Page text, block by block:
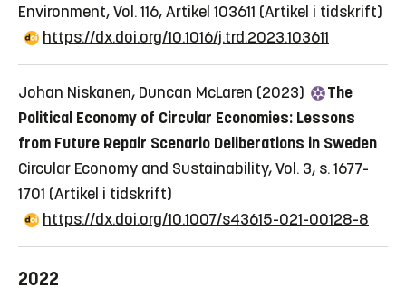
Environment, Vol. 116, Artikel 103611 (Artikel i tidskrift)
https://dx.doi.org/10.1016/j.trd.2023.103611
Johan Niskanen, Duncan McLaren (2023)
The
Political Economy of Circular Economies: Lessons
from Future Repair Scenario Deliberations in Sweden
Circular Economy and Sustainability, Vol. 3, s. 1677-
1701 (Artikel i tidskrift)
https://dx.doi.org/10.1007/s43615-021-00128-8
2022